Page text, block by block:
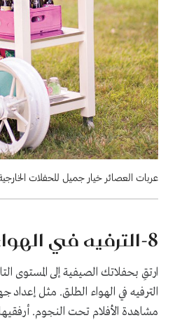
عربات العصائر خيار جميل للحفلات
8-الترفيه في
ارتقِ بحفلاتك الصيفية إلى المستوى
الترفيه في الهواء الطلق. مثل
مشاهدة الأفلام تحت النجوم.